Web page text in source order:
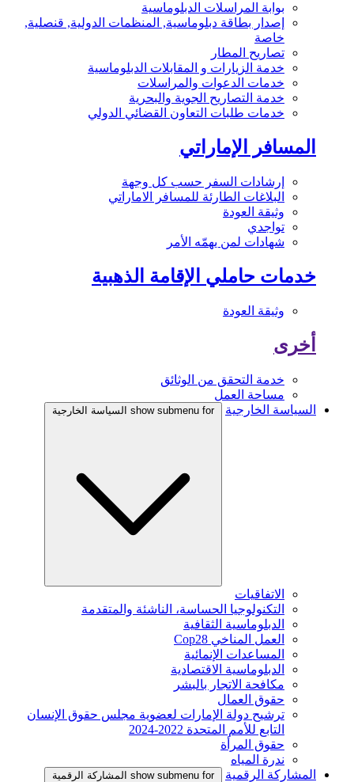
بوابة المراسلات الدبلوماسية
إصدار بطاقة دبلوماسية, المنظمات الدولية, قنصلية,
خاصة
تصاريح المطار
خدمة الزيارات و المقابلات الدبلوماسية
خدمات الدعوات والمراسلات
خدمة التصاريح الجوية والبحرية
خدمات طلبات التعاون القضائي الدولي
المسافر الإماراتي
إرشادات السفر حسب كل وجهة
البلاغات الطارئة للمسافر الاماراتي
وثيقة العودة
تواجدي
شهادات لمن يهمّه الأمر
خدمات حاملي الإقامة الذهبية
وثيقة العودة
أخرى
خدمة التحقق من الوثائق
مساحة العمل
السياسة الخارجية
show submenu for السياسة الخارجية
الاتفاقيات
التكنولوجيا الحساسة، الناشئة والمتقدمة
الدبلوماسية الثقافية
العمل المناخي Cop28
المساعدات الإنمائية
الدبلوماسية الاقتصادية
مكافحة الاتجار بالبشر
حقوق العمال
ترشيح دولة الإمارات لعضوية مجلس حقوق الإنسان
التابع للأمم المتحدة 2022-2024
حقوق المرأة
ندرة المياه
المشاركة الرقمية
show submenu for المشاركة الرقمية